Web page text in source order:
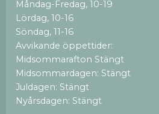
Måndag-Fredag, 10-19
Lördag, 10-16
Söndag, 11-16
Avvikande öppettider:
Midsommarafton Stängt
Midsommardagen: Stängt
Juldagen: Stängt
Nyårsdagen: Stängt